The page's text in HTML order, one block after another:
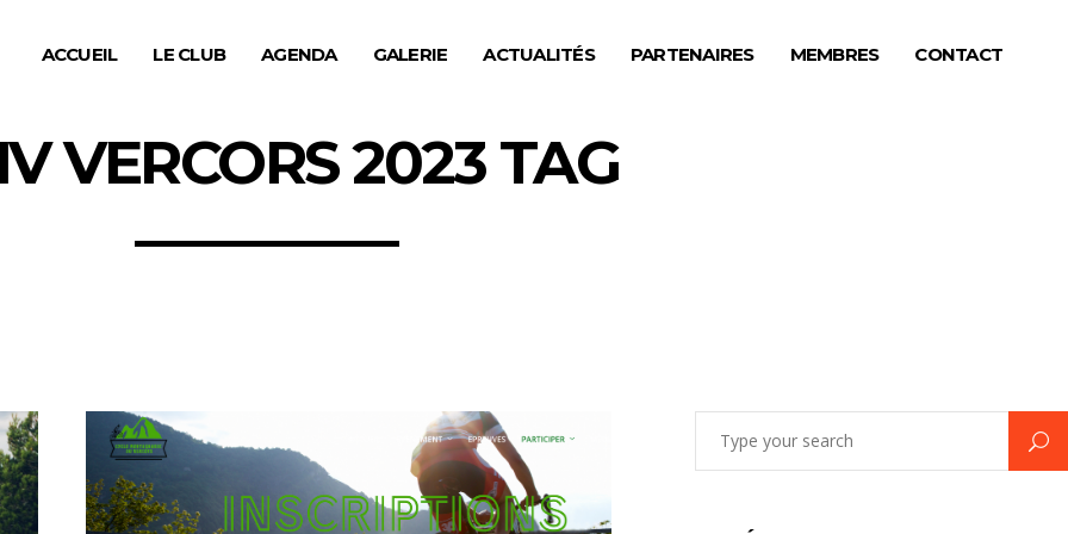
ACCUEIL LE CLUB AGENDA GALERIE ACTUALITÉS PARTENAIRES MEMBRES CONTACT
VERCORS 2023 TAG